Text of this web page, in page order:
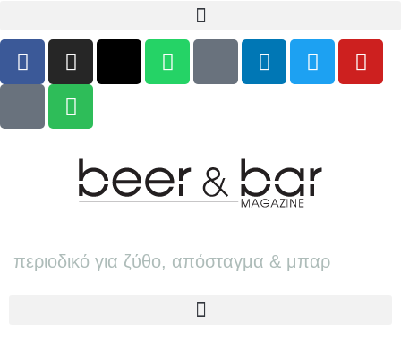
περιοδικό για ζύθο, απόσταγμα & μπαρ